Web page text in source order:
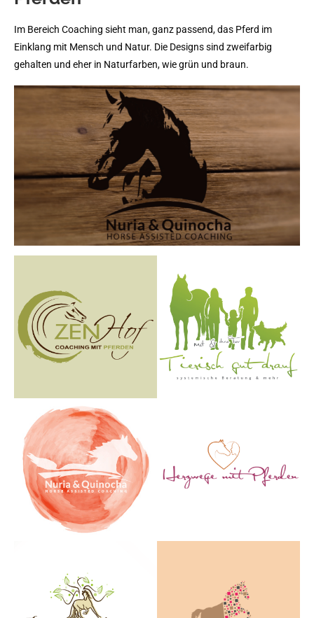
Im Bereich Coaching sieht man, ganz passend, das Pferd im
Einklang mit Mensch und Natur. Die Designs sind zweifarbig
gehalten und eher in Naturfarben, wie grün und braun.